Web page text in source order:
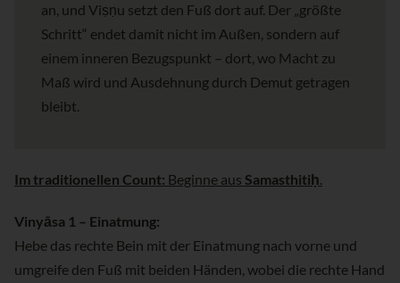
an, und Viṣṇu setzt den Fuß dort auf. Der „größte
Schritt“ endet damit nicht im Außen, sondern auf
einem inneren Bezugspunkt – dort, wo Macht zu
Maß wird und Ausdehnung durch Demut getragen
bleibt.
Im traditionellen Count: Beginne aus Samasthitiḥ.
Vinyāsa 1 – Einatmung:
Hebe das rechte Bein mit der Einatmung nach vorne und
umgreife den Fuß mit beiden Händen, wobei die rechte Hand